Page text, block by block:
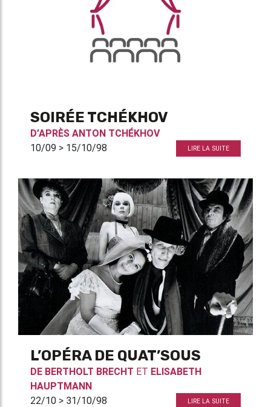
SOIRÉE TCHÉKHOV
D’APRÈS ANTON TCHÉKHOV
10/09 > 15/10/98
LIRE LA SUITE
L’OPÉRA DE QUAT’SOUS
DE BERTHOLT BRECHT ET ELISABETH
HAUPTMANN
22/10 > 31/10/98
LIRE LA SUITE